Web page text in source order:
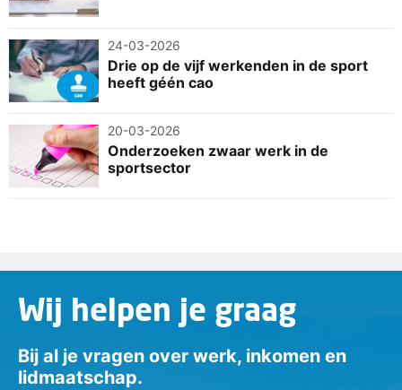
24-03-2026
Drie op de vijf werkenden in de sport
heeft géén cao
20-03-2026
Onderzoeken zwaar werk in de
sportsector
Wij helpen je graag
Bij al je vragen over werk, inkomen en
lidmaatschap.